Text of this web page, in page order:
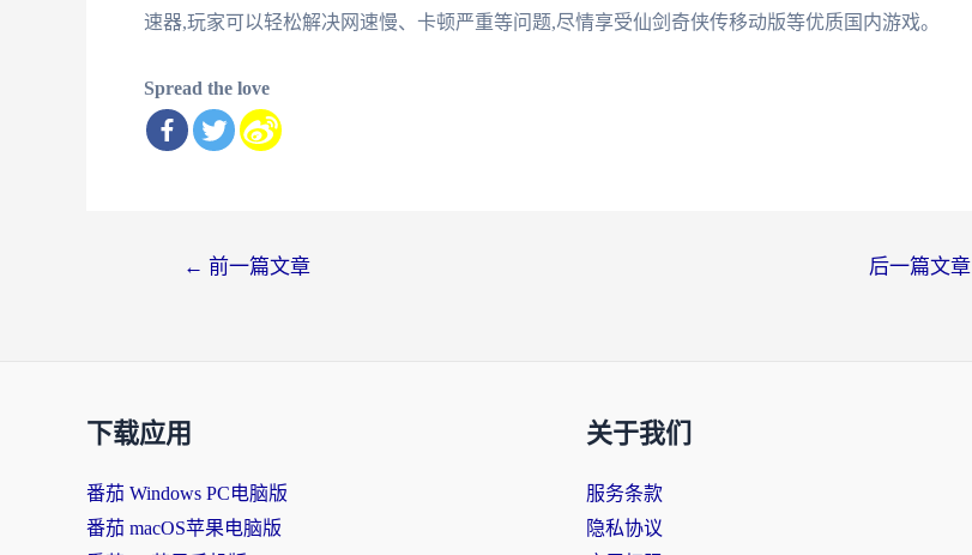
速器,玩家可以轻松解决网速慢、卡顿严重等问题,尽情享受仙剑奇侠传移动版等优质国内游戏。
Spread the love
← 前一篇文章 后一篇文章
下载应用
番茄 Windows PC电脑版
番茄 macOS苹果电脑版
关于我们
服务条款
隐私协议